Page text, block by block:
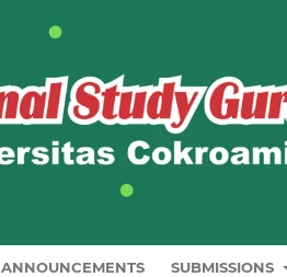
ANNOUNCEMENTS SUBMISSIONS